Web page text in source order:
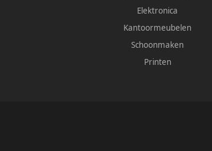
Elektronica
Kantoormeubelen
Schoonmaken
Printen